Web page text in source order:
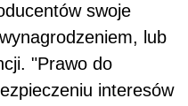
swoje
lub
"Prawo do
interesów